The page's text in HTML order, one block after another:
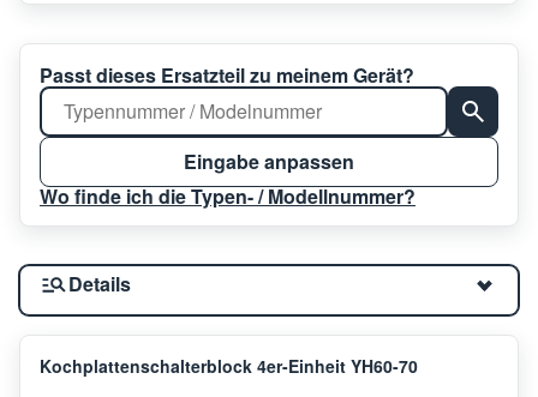
Passt dieses Ersatzteil zu meinem Gerät?
Eingabe anpassen
Wo finde ich die Typen- / Modellnummer?
Details
Kochplattenschalterblock 4er-Einheit YH60-70